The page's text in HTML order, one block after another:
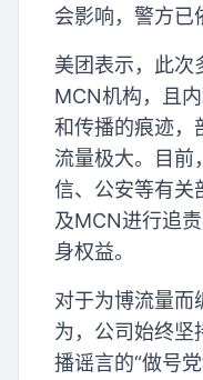
会影响，警方已
美团表示，此次
MCN机构，且
和传播的痕迹，
流量极大。目前
信、公安等有关
及MCN进行追
身权益。
对于为博流量而
为，公司始终坚
播谣言的“做号